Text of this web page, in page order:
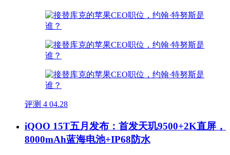
评测 4 04.28
iQOO 15T五月发布：首发天玑9500+2K直屏，
8000mAh蓝海电池+IP68防水